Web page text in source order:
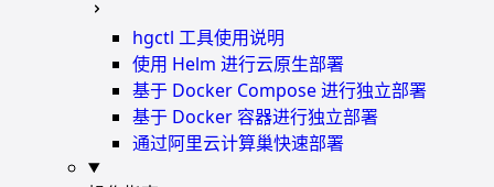
hgctl 工具使用说明
使用 Helm 进行云原生部署
基于 Docker Compose 进行独立部署
基于 Docker 容器进行独立部署
通过阿里云计算巢快速部署